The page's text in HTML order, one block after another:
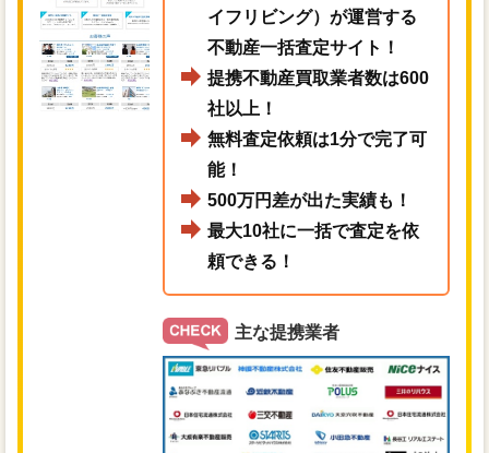
イフリビング）が運営する
不動産一括査定サイト！
提携不動産買取業者数は600
社以上！
無料査定依頼は1分で完了可
能！
500万円差が出た実績も！
最大10社に一括で査定を依
頼できる！
主な提携業者